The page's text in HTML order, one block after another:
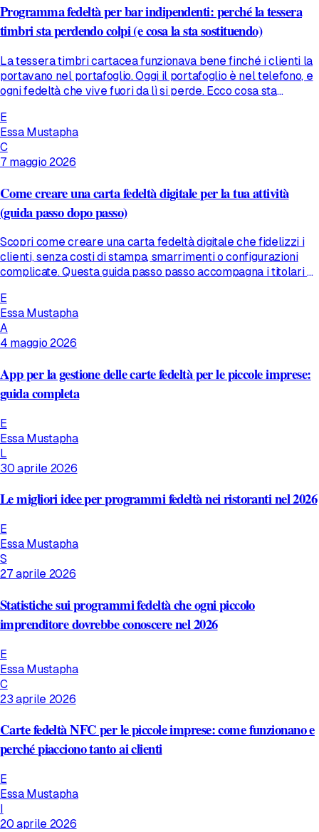
Programma fedeltà per bar indipendenti: perché la tessera
timbri sta perdendo colpi (e cosa la sta sostituendo)
La tessera timbri cartacea funzionava bene finché i clienti la
portavano nel portafoglio. Oggi il portafoglio è nel telefono, e
ogni fedeltà che vive fuori da lì si perde. Ecco cosa sta
E
Essa Mustapha
C
7 maggio 2026
Come creare una carta fedeltà digitale per la tua attività
(guida passo dopo passo)
Scopri come creare una carta fedeltà digitale che fidelizzi i
clienti, senza costi di stampa, smarrimenti o configurazioni
complicate. Questa guida passo passo accompagna i titolari di
programma fedeltà al monitoraggio dei riscatti.
E
Essa Mustapha
A
4 maggio 2026
App per la gestione delle carte fedeltà per le piccole imprese:
guida completa
E
Essa Mustapha
L
30 aprile 2026
Le migliori idee per programmi fedeltà nei ristoranti nel 2026
E
Essa Mustapha
S
27 aprile 2026
Statistiche sui programmi fedeltà che ogni piccolo
imprenditore dovrebbe conoscere nel 2026
E
Essa Mustapha
C
23 aprile 2026
Carte fedeltà NFC per le piccole imprese: come funzionano e
perché piacciono tanto ai clienti
E
Essa Mustapha
I
20 aprile 2026